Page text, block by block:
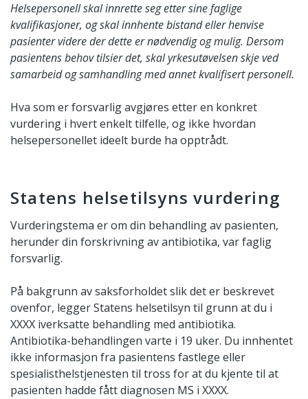
Helsepersonell skal innrette seg etter sine faglige
kvalifikasjoner, og skal innhente bistand eller henvise
pasienter videre der dette er nødvendig og mulig. Dersom
pasientens behov tilsier det, skal yrkesutøvelsen skje ved
samarbeid og samhandling med annet kvalifisert personell.
Hva som er forsvarlig avgjøres etter en konkret
vurdering i hvert enkelt tilfelle, og ikke hvordan
helsepersonellet ideelt burde ha opptrådt.
Statens helsetilsyns vurdering
Vurderingstema er om din behandling av pasienten,
herunder din forskrivning av antibiotika, var faglig
forsvarlig.
På bakgrunn av saksforholdet slik det er beskrevet
ovenfor, legger Statens helsetilsyn til grunn at du i
XXXX iverksatte behandling med antibiotika.
Antibiotika-behandlingen varte i 19 uker. Du innhentet
ikke informasjon fra pasientens fastlege eller
spesialisthelstjenesten til tross for at du kjente til at
pasienten hadde fått diagnosen MS i XXXX.